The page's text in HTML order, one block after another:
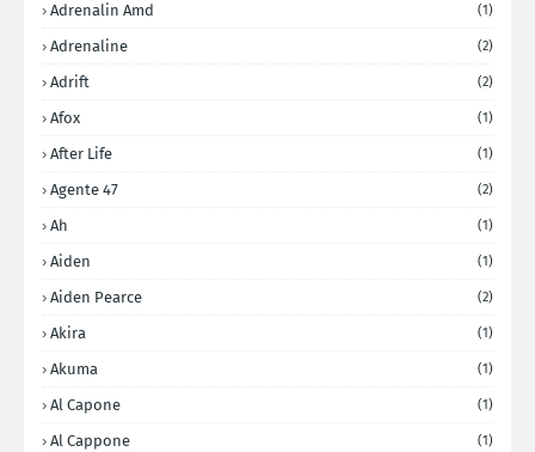
Adrenalin Amd (1)
Adrenaline (2)
Adrift (2)
Afox (1)
After Life (1)
Agente 47 (2)
Ah (1)
Aiden (1)
Aiden Pearce (2)
Akira (1)
Akuma (1)
Al Capone (1)
Al Cappone (1)